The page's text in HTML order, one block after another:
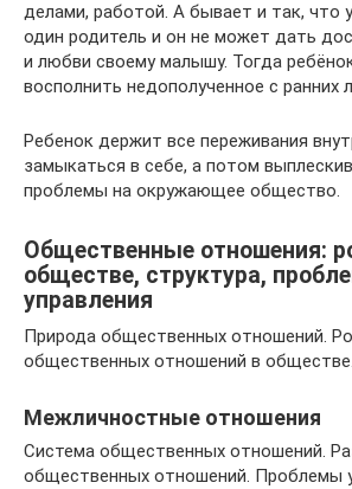
делами, работой. А бывает и так, что
один родитель и он не может дать
и любви своему малышу. Тогда
восполнить недополученное с ранних
Ребенок держит все переживания
замыкаться в себе, а потом
проблемы на окружающее общество.
Общественные отношения:
обществе, структура,
управления
Природа общественных отношений.
общественных отношений в обществе.
Межличностные отношения
Система общественных отношений.
общественных отношений. Проблемы